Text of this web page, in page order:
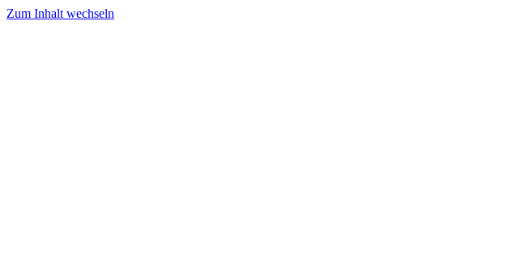
Zum Inhalt wechseln